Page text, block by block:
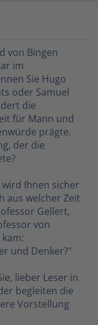
von Bingen
im
Sie Hugo
oder Samuel
die
für Mann und
prägte.
der die
Ihnen sicher
aus welcher Zeit
Gellert,
von
und Denker?"
lieber Leser in
begleiten die
Vorstellung